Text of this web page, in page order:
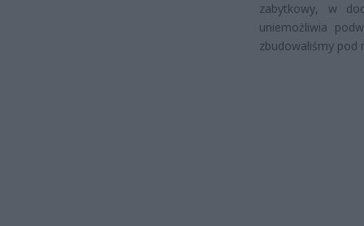
zabytkowy, w
uniemożliwia
zbudowaliśmy pod